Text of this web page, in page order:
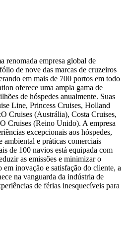
renomada empresa global de
de nove das marcas de cruzeiros
em mais de 700 portos em todo
oferece uma ampla gama de
de hóspedes anualmente. Suas
Line, Princess Cruises, Holland
Cruises (Austrália), Costa Cruises,
Cruises (Reino Unido). A empresa
excepcionais aos hóspedes,
ambiental e práticas comerciais
de 100 navios está equipada com
as emissões e minimizar o
inovação e satisfação do cliente, a
na vanguarda da indústria de
de férias inesquecíveis para